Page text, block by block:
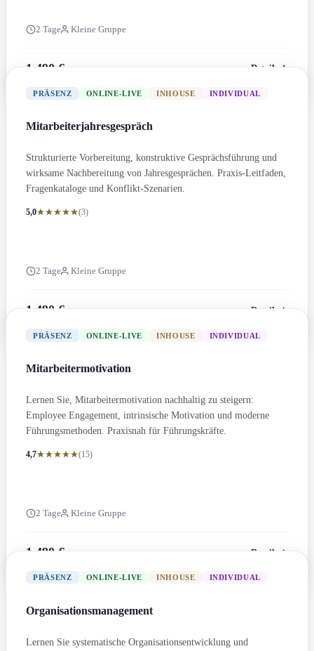
2 Tage Kleine Gruppe
1.490 € Details
PRÄSENZ ONLINE-LIVE INHOUSE INDIVIDUAL
Mitarbeiterjahresgespräch
Strukturierte Vorbereitung, konstruktive Gesprächs­führung und
wirksame Nachbereitung von Jahresgesprächen. Praxis-Leitfaden,
Fragenkataloge und Konflikt-Szenarien.
5,0 (3)
2 Tage Kleine Gruppe
1.490 € Details
PRÄSENZ ONLINE-LIVE INHOUSE INDIVIDUAL
Mitarbeitermotivation
Lernen Sie, Mitarbeitermotivation nachhaltig zu steigern:
Employee Engagement, intrinsische Motivation und moderne
Führungs­methoden. Praxisnah für Führungs­kräfte.
4,7 (15)
2 Tage Kleine Gruppe
1.490 € Details
PRÄSENZ ONLINE-LIVE INHOUSE INDIVIDUAL
Organis­ations­management
Lernen Sie systematische Organis­ations­entwicklung und